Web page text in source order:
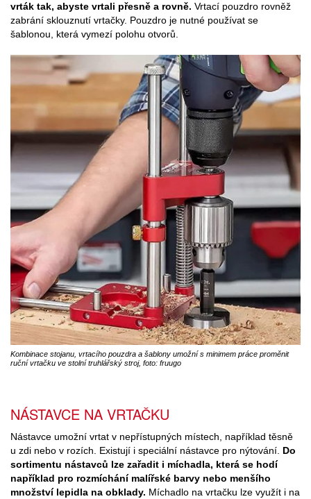
vrták tak, abyste vrtali přesně a rovně. Vrtací pouzdro rovněž
zabrání sklouznutí vrtačky. Pouzdro je nutné používat se
šablonou, která vymezí polohu otvorů.
Kombinace stojanu, vrtacího pouzdra a šablony umožní s minimem práce proměnit
ruční vrtačku ve stolní truhlářský stroj, foto: fruugo
NÁSTAVCE NA VRTAČKU
Nástavce umožní vrtat v nepřístupných místech, například těsně
u zdi nebo v rozích. Existují i speciální nástavce pro nýtování. Do
sortimentu nástavců lze zařadit i míchadla, která se hodí
například pro rozmíchání malířské barvy nebo menšího
množství lepidla na obklady. Míchadlo na vrtačku lze využít i na